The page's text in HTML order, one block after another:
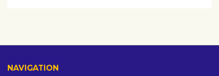
NAVIGATION